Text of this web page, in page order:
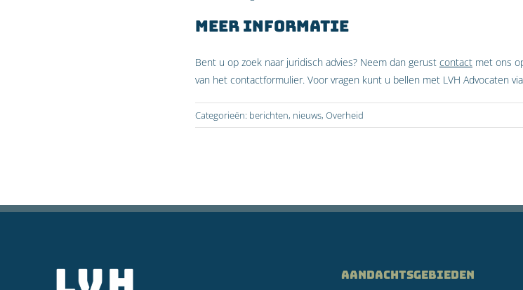
Meer informatie
Bent u op zoek naar juridisch advies? Neem dan gerust contactmet ons
van het contactformulier. Voor vragen kunt u bellen met LVH Advocaten
Categorieën: berichten, nieuws, Overheid
AANDACHTSGEBIEDEN